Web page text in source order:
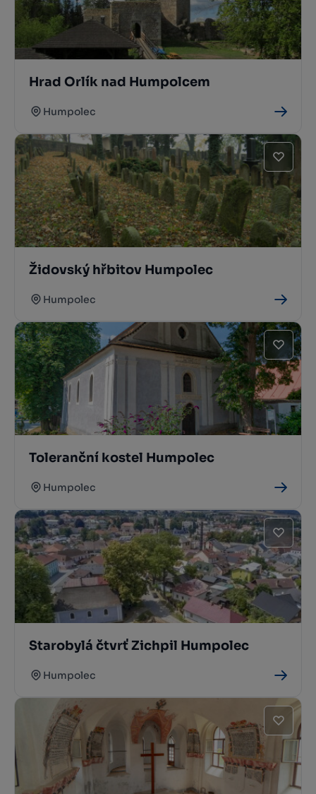
Hrad Orlík nad Humpolcem
Humpolec
Židovský hřbitov Humpolec
Humpolec
Toleranční kostel Humpolec
Humpolec
Starobylá čtvrť Zichpil Humpolec
Humpolec